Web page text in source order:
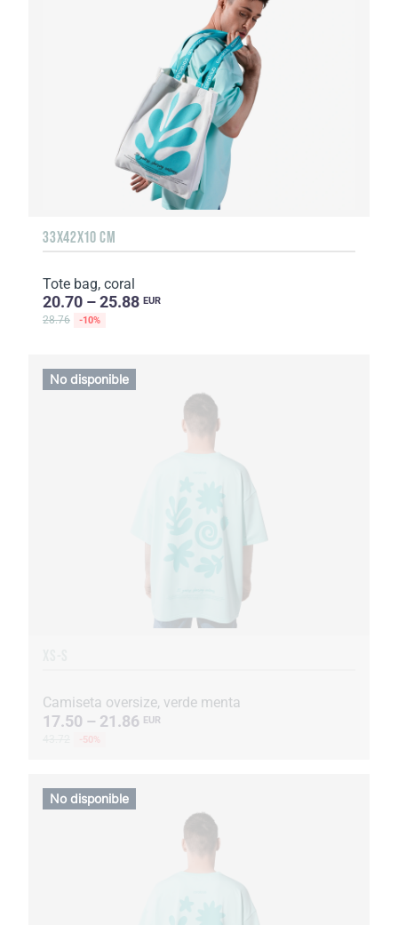
33X42X10 CM
Tote bag, coral
20.70 – 25.88 EUR
28.76 -10%
Camiseta oversize, verde menta
17.50 – 21.86 EUR
-50%
No disponible
No disponible